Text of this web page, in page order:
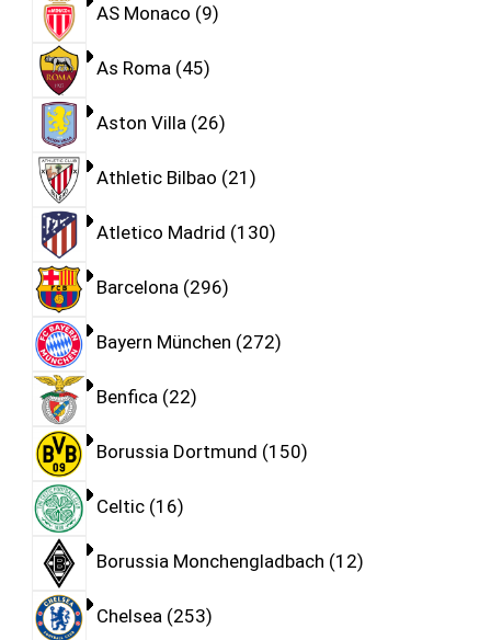
AS Monaco 9
As Roma 45
Aston Villa 26
Athletic Bilbao 21
Atletico Madrid 130
Barcelona 296
Bayern München 272
Benfica 22
Borussia Dortmund 150
Celtic 16
Borussia Monchengladbach 12
Chelsea 253